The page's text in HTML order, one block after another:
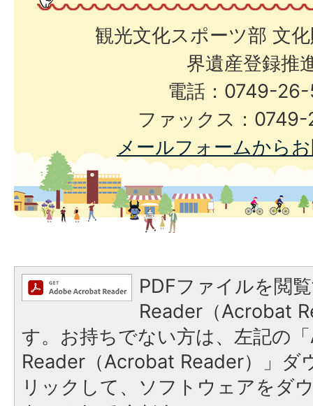
観光文化スポーツ部 文
界遺産登録推
電話：0749-
ファックス：
メールフォームから
PDFファイルを閲
Reader（Acrobat
す。お持ちでない方は、左記の
Reader（Acrobat Reader）」ダ
リックして、ソフトウェアをダ